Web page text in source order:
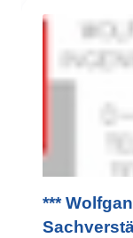
***